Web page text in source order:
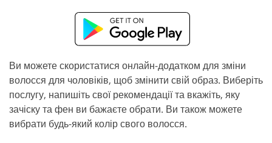
Ви можете скористатися онлайн-додатком для зміни
волосся для чоловіків, щоб змінити свій образ. Виберіть
послугу, напишіть свої рекомендації та вкажіть, яку
зачіску та фен ви бажаєте обрати. Ви також можете
вибрати будь-який колір свого волосся.